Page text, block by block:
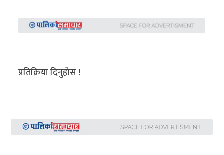
प्रतिक्रिया दिनुहोस !